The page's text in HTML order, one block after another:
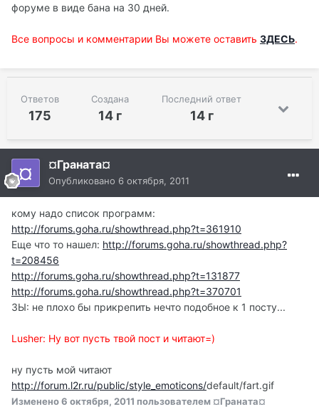
форуме в виде бана на 30 дней.
Все вопросы и комментарии Вы можете оставить ЗДЕСЬ.
Ответов
175
Создана
14 г
Последний ответ
14 г
¤Граната¤
Опубликовано 6 октября, 2011
кому надо список программ:
http://forums.goha.ru/showthread.php?t=361910
Еще что то нашел: http://forums.goha.ru/showthread.php?
t=208456
http://forums.goha.ru/showthread.php?t=131877
http://forums.goha.ru/showthread.php?t=370701
ЗЫ: не плохо бы прикрепить нечто подобное к 1 посту...
Lusher: Ну вот пусть твой пост и читают=)
ну пусть мой читают
http://forum.l2r.ru/public/style_emoticons/default/fart.gif
Изменено6 октября, 2011 пользователем ¤Граната¤